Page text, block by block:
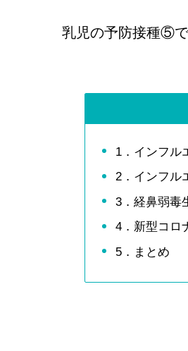
乳児の予防接種⑤で
1．インフル
2．インフル
3．経鼻弱毒
4．新型コロ
5．まとめ